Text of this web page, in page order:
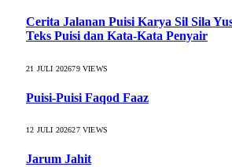
Cerita Jalanan Puisi Karya Sil Sila
Teks Puisi dan Kata-Kata Penyair
21 JULI 202679VIEWS
Puisi-Puisi Faqod Faaz
12 JULI 202627VIEWS
Jarum Jahit